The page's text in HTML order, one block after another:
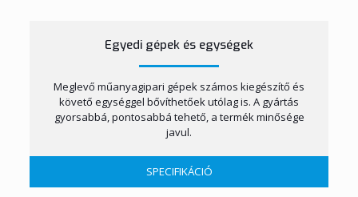
Egyedi gépek és egységek
Meglevő műanyagipari gépek számos kiegészítő és
követő egységgel bővíthetőek utólag is. A gyártás
gyorsabbá, pontosabbá tehető, a termék minősége
javul.
SPECIFIKÁCIÓ